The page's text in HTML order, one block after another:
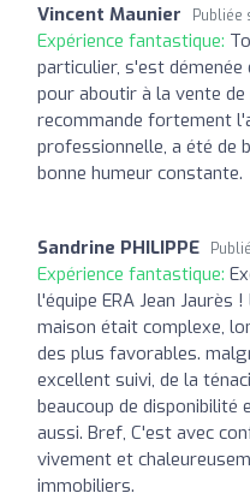
Vincent Maunier Publiée
Expérience fantastique:
particulier, s'est
pour aboutir à la vente
recommande fortement
professionnelle, a été de
bonne humeur constante.
Sandrine PHILIPPE
Expérience fantastique:
l'équipe ERA Jean Jaurès
maison était complexe,
des plus favorables.
excellent suivi, de la
beaucoup de disponibilité
aussi. Bref, C'est avec
vivement et
immobiliers.